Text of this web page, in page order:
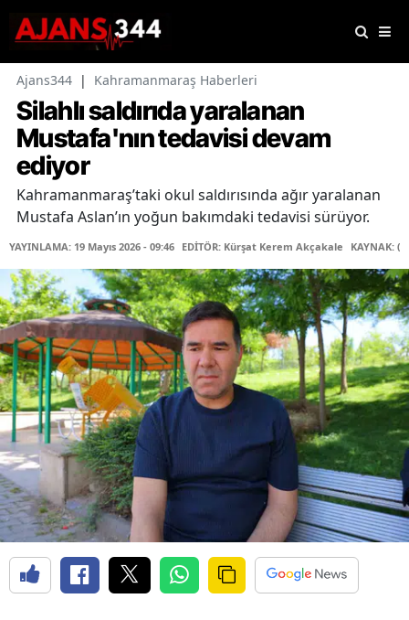
Ajans344 | Kahramanmaraş Haberleri
Silahlı saldırıda yaralanan
Mustafa'nın tedavisi devam
ediyor
Kahramanmaraş’taki okul saldırısında ağır yaralanan
Mustafa Aslan’ın yoğun bakımdaki tedavisi sürüyor.
YAYINLAMA: 19 Mayıs 2026 - 09:46 EDİTÖR: Kürşat Kerem Akçakale KAYNAK: